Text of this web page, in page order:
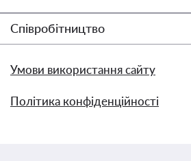
Співробітництво
Умови використання сайту
Політика конфіденційності